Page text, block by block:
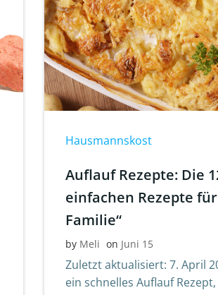
Hausmannskost
Auflauf Rezepte: Die
einfachen Rezepte
Familie“
by Meli on Juni 15
Zuletzt aktualisiert: 7. April
ein schnelles Auflauf